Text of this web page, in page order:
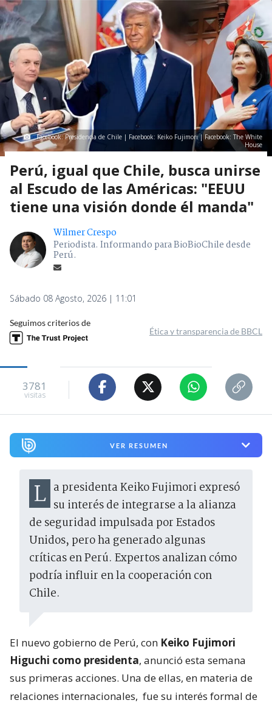
Facebook: Presidencia de Chile | Facebook: Keiko Fujimori | Facebook: The White
House
Perú, igual que Chile, busca unirse
al Escudo de las Américas: "EEUU
tiene una visión donde él manda"
Wilmer Crespo
Periodista. Informando para BioBioChile desde
Perú.
Sábado 08 Agosto, 2026 | 11:01
Seguimos criterios de
Ética y transparencia de BBCL
3781
visitas
VER RESUMEN
La presidenta Keiko Fujimori expresó su interés de integrarse a la alianza
de seguridad impulsada por Estados
Unidos, pero ha generado algunas
críticas en Perú. Expertos analizan cómo
podría influir en la cooperación con
Chile.
El nuevo gobierno de Perú, con Keiko Fujimori
Higuchi como presidenta, anunció esta semana
sus primeras acciones. Una de ellas, en materia de
relaciones internacionales, fue su interés formal de